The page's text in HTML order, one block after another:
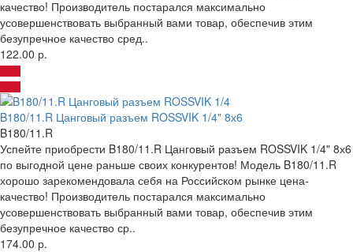
качество! Производитель постарался максимально
усовершенствовать выбранный вами товар, обеспечив этим
безупречное качество сред..
122.00 р.
B180/11.R Цанговый разъем ROSSVIK 1/4" 8х6
B180/11.R
Успейте приобрести B180/11.R Цанговый разъем ROSSVIK 1/4" 8х6
по выгодной цене раньше своих конкурентов! Модель B180/11.R
хорошо зарекомендовала себя на Российском рынке цена-
качество! Производитель постарался максимально
усовершенствовать выбранный вами товар, обеспечив этим
безупречное качество ср..
174.00 р.